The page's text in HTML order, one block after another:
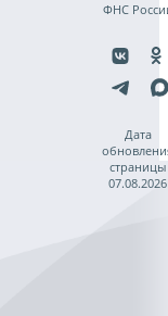
ФНС
Дата
страницы
07.08.2026